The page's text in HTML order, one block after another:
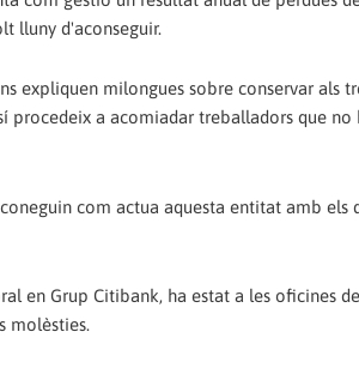
lluny d'aconseguir.
expliquen milongues sobre conservar als
procedeix a acomiadar treballadors que no
com actua aquesta entitat amb els
en Grup Citibank, ha estat a les oficines de
molèsties.